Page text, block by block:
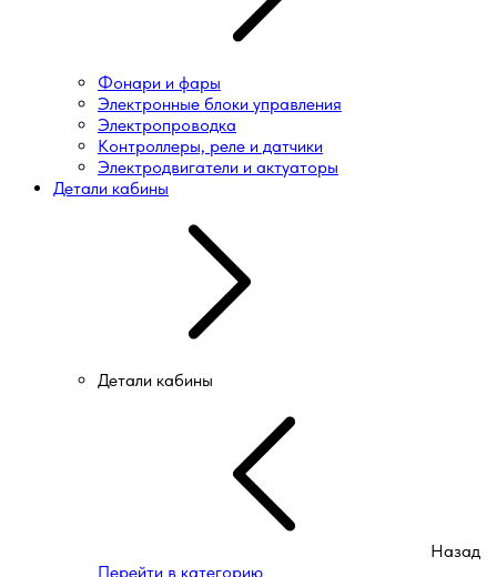
Фонари и фары
Электронные блоки управления
Электропроводка
Контроллеры, реле и датчики
Электродвигатели и актуаторы
Детали кабины
Детали кабины
Назад
Перейти в категорию